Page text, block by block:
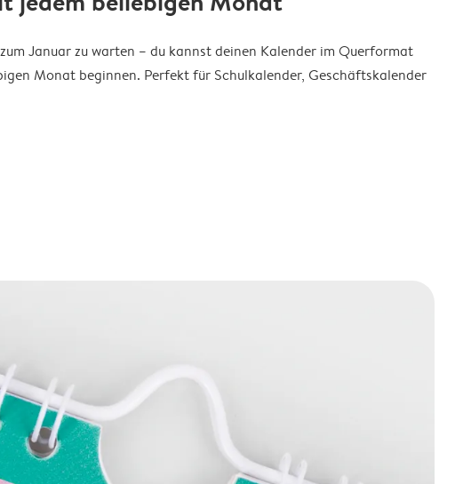
Januar zu warten – du kannst deinen Kalender im Querformat
Monat beginnen. Perfekt für Schulkalender, Geschäftskalender